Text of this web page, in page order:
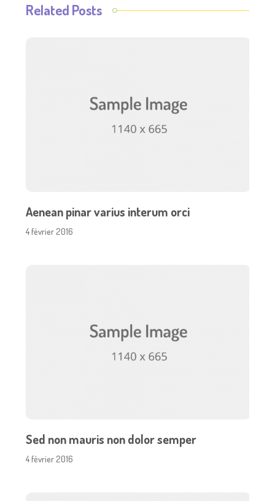
Related Posts
Aenean pinar varius interum orci
4 février 2016
Sed non mauris non dolor semper
4 février 2016